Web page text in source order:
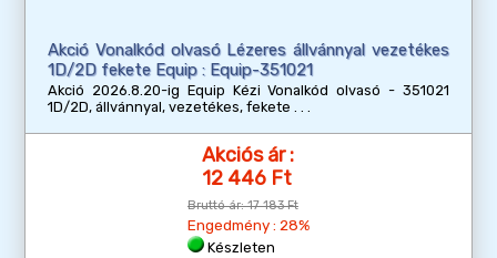
Akció Vonalkód olvasó Lézeres állvánnyal vezetékes
1D/2D fekete Equip : Equip-351021
Akció 2026.8.20-ig Equip Kézi Vonalkód olvasó - 351021
1D/2D, állvánnyal, vezetékes, fekete
Akciós ár :
12 446 Ft
Bruttó ár:17 183 Ft
Engedmény : 28%
Készleten